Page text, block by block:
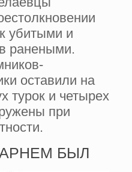
убитыми и
ранеными.
оставили на
турок и четырех
при
БЫЛ